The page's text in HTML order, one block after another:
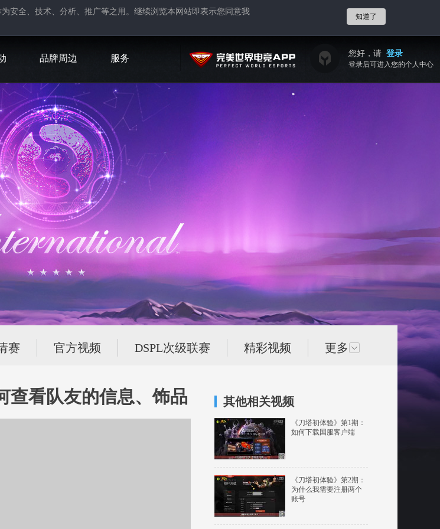
为安全、技术、分析、推广等之用。继续浏览本网站即表示您同意我
知道了
品牌周边 服务 您好，请 登录
登录后可进入您的个人中心
赛 官方视频 DSPL次级联赛 精彩视频 更多
查看队友的信息、饰品 其他相关视频
《刀塔初体验》第1期：
如何下载国服客户端
《刀塔初体验》第2期：
为什么我需要注册两个
账号